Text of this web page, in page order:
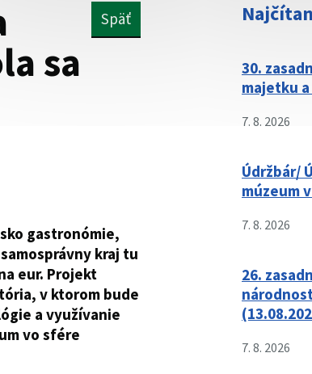
sa
Späť
gastronómie,
kraj tu
eur. Projekt
v ktorom bude
a využívanie
vo sfére
30.
majetku
7. 8. 2026
Údržbár/
múzeum
7. 8. 2026
26.
7. 8. 2026